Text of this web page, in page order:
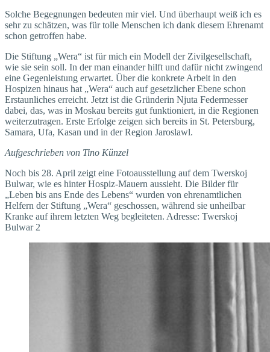
Solche Begegnungen bedeuten mir viel. Und überhaupt weiß ich es
sehr zu schätzen, was für tolle Menschen ich dank diesem Ehrenamt
schon getroffen habe.
Die Stiftung „Wera“ ist für mich ein Modell der Zivilgesellschaft,
wie sie sein soll. In der man einander hilft und dafür nicht zwingend
eine Gegenleistung erwartet. Über die konkrete Arbeit in den
Hospizen hinaus hat „Wera“ auch auf gesetzlicher Ebene schon
Erstaunliches erreicht. Jetzt ist die Gründerin Njuta Federmesser
dabei, das, was in Moskau bereits gut funktio­niert, in die Regionen
weiterzutragen. Erste Erfolge zeigen sich bereits in St. Petersburg,
Samara, Ufa, Kasan und in der Region Jaroslawl.
Aufgeschrieben von Tino Künzel
Noch bis 28. April zeigt eine Fotoausstellung auf dem Twerskoj
Bulwar, wie es hinter Hospiz-Mauern aussieht. Die Bilder für
„Leben bis ans Ende des Lebens“ wurden von ehrenamtlichen
Helfern der Stiftung „Wera“ geschossen, während sie unheilbar
Kranke auf ihrem letzten Weg begleiteten. Adresse: Twerskoj
Bulwar 2